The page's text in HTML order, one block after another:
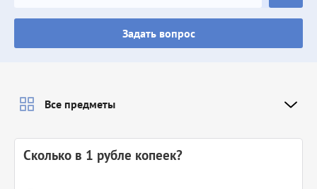
Задать вопрос
Сколько в 1 рубле копеек?
Все предметы